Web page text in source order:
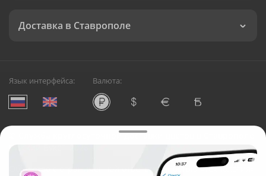
Доставка в Ставрополе
Язык интерфейса: Валюта:
Служба круглосуточной доставки цветов в Ставрополе
Русский Букет, 2026
Общество с ограниченной ответственностью «Технология»